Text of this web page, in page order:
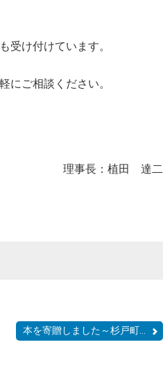
け付けています。
ご相談ください。
理事長：植田 達二
本を寄贈しました～杉戸町...